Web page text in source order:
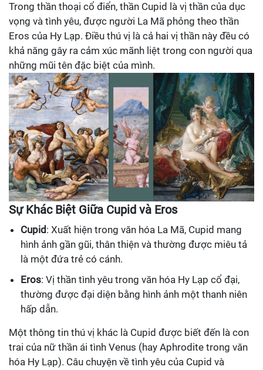
Trong thần thoại cổ điển, thần Cupid là vị thần của dục
vọng và tình yêu, được người La Mã phỏng theo thần
Eros của Hy Lạp. Điều thú vị là cả hai vị thần này đều có
khả năng gây ra cảm xúc mãnh liệt trong con người qua
những mũi tên đặc biệt của mình.
Sự Khác Biệt Giữa Cupid và Eros
Cupid : Xuất hiện trong văn hóa La Mã, Cupid mang
hình ảnh gần gũi, thân thiện và thường được miêu tả
là một đứa trẻ có cánh.
Eros: Vị thần tình yêu trong văn hóa Hy Lạp cổ đại,
thường được đại diện bằng hình ảnh một thanh niên
hấp dẫn.
Một thông tin thú vị khác là Cupid được biết đến là con
trai của nữ thần ái tình Venus (hay Aphrodite trong văn
hóa Hy Lạp). Câu chuyện về tình yêu của Cupid và